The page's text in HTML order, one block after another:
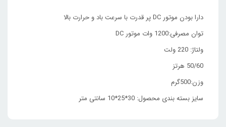
دارا بودن موتور DC پر قدرت با سرعت باد و حرارت بالا
توان مصرفی:1200 وات موتور DC
ولتاژ: 220 ولت
50/60 هرتز
وزن:500گرم
سایز بسته بندی محصول: 30*25*10 سانتی متر